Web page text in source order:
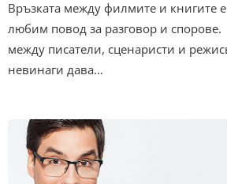
Връзката между филмите и книгите
любим повод за разговор и
между писатели, сценаристи и
невинаги дава…